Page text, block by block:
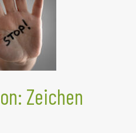
Zeichen